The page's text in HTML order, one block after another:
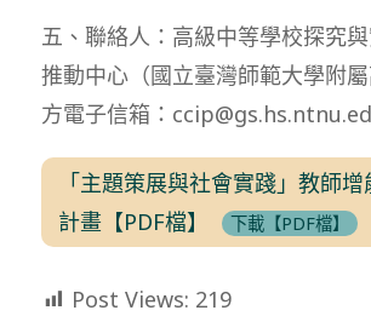
五、聯絡人：高級中等學校探究
推動中心（國立臺灣師範大學附
方電子信箱：
「主題策展與社會實踐」教師
計畫【PDF檔】
下載【PDF檔】
Post Views: 219